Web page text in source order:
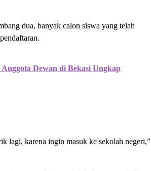
dua, banyak calon siswa yang telah
Dewan di Bekasi Ungkap
lagi, karena ingin masuk ke sekolah negeri,”